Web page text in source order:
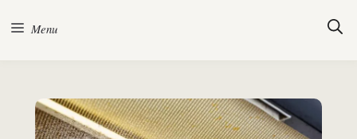
Menu